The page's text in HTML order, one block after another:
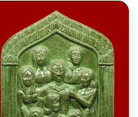
สบายใจได้เลยว่าจะไม่เข้าตัว มี
กรรมวิธีการหุงที่สลับซับซ้อนมาก
ใช้แตะแต้มตัวเองจะเป็นมหา
เสน่ห์ไปที่ไหนใครก็รักใครก็ชอบ
เป็นขอ